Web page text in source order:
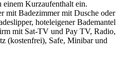
einem Kurzaufenthalt ein.
mit Badezimmer mit Dusche oder
hoteleigener Bademantel
mit Sat-TV und Pay TV, Radio,
(kostenfrei), Safe, Minibar und